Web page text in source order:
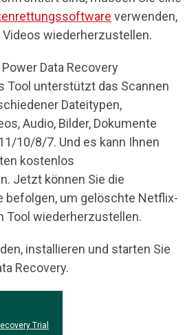
verwenden,
wiederherzustellen.
Data Recovery
Tool unterstützt das Scannen
Dateitypen,
Audio, Bilder, Dokumente
10/8/7. Und es kann Ihnen
kostenlos
Jetzt können Sie die
befolgen, um gelöschte Netflix-
Tool wiederherzustellen.
installieren und starten Sie
Recovery.
Trial